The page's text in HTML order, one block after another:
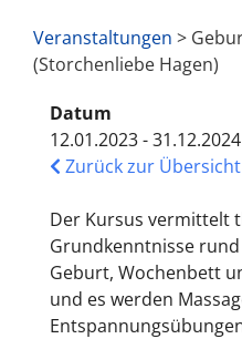
Veranstaltungen >
(Storchenliebe Hagen)
Datum
12.01.2023 - 31.12.2024
Zurück zur Übersicht
Der Kursus vermittelt
Grundkenntnisse
Geburt, Wochenbett
und es werden